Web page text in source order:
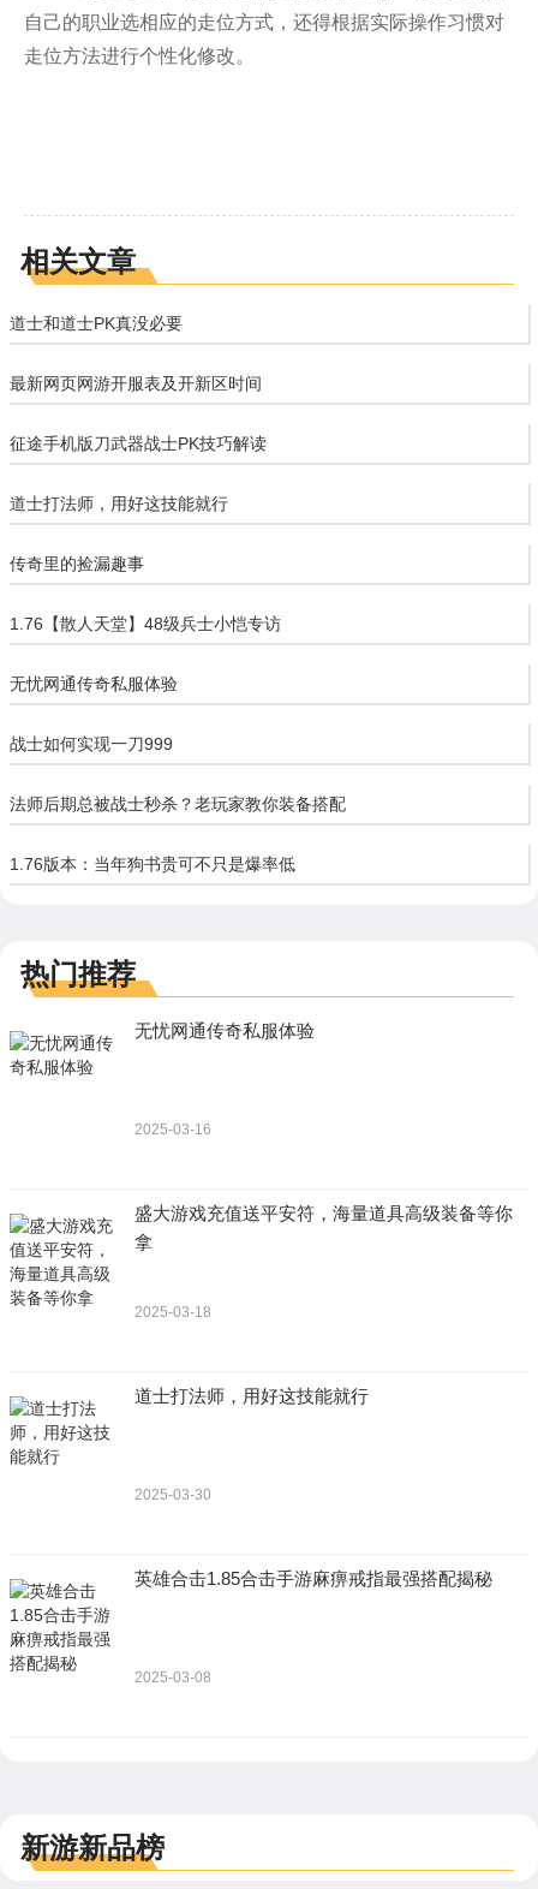
自己的职业选相应的走位方式，还得根据实际操作习惯对
走位方法进行个性化修改。
相关文章
道士和道士PK真没必要
最新网页网游开服表及开新区时间
征途手机版刀武器战士PK技巧解读
道士打法师，用好这技能就行
传奇里的捡漏趣事
1.76【散人天堂】48级兵士小恺专访
无忧网通传奇私服体验
战士如何实现一刀999
法师后期总被战士秒杀？老玩家教你装备搭配
1.76版本：当年狗书贵可不只是爆率低
热门推荐
无忧网通传奇私服体验
2025-03-16
盛大游戏充值送平安符，海量道具高级装备等你
拿
2025-03-18
道士打法师，用好这技能就行
2025-03-30
英雄合击1.85合击手游麻痹戒指最强搭配揭秘
2025-03-08
新游新品榜